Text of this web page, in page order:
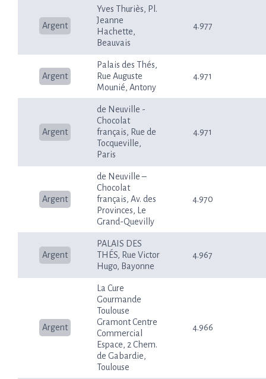
Argent
Yves Thuriès, Pl.
Jeanne
Hachette,
Beauvais
4.977
Argent
Palais des Thés,
Rue Auguste
Mounié, Antony
4.971
Argent
de Neuville -
Chocolat
français, Rue de
Tocqueville,
Paris
4.971
Argent
de Neuville –
Chocolat
français, Av. des
Provinces, Le
Grand-Quevilly
4.970
Argent
PALAIS DES
THÉS, Rue Victor
Hugo, Bayonne
4.967
Argent
La Cure
Gourmande
Toulouse
Gramont Centre
Commercial
Espace, 2 Chem.
de Gabardie,
Toulouse
4.966